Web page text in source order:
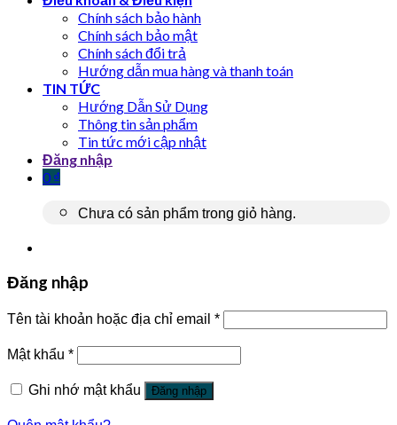
Chính sách bảo hành
Chính sách bảo mật
Chính sách đổi trả
Hướng dẫn mua hàng và thanh toán
TIN TỨC
Hướng Dẫn Sử Dụng
Thông tin sản phẩm
Tin tức mới cập nhật
Đăng nhập
0 ₫
Chưa có sản phẩm trong giỏ hàng.
Đăng nhập
Tên tài khoản hoặc địa chỉ email *
Mật khẩu *
Ghi nhớ mật khẩu Đăng nhập